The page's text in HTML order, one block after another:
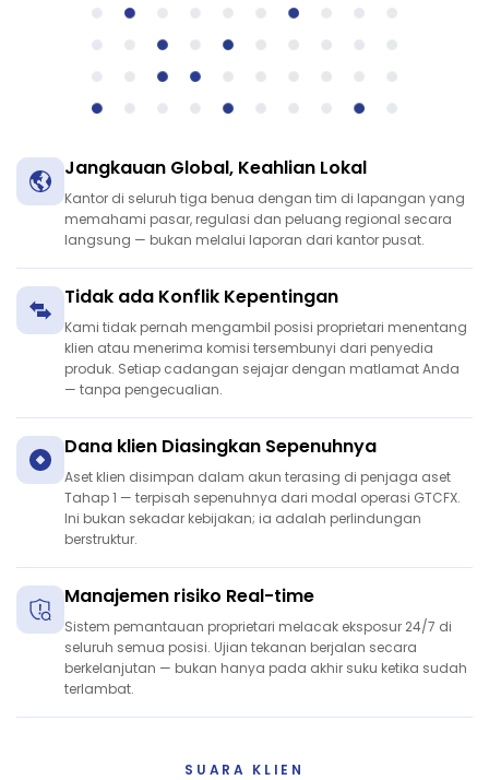
Jangkauan Global, Keahlian Lokal
Kantor di seluruh tiga benua dengan tim di lapangan yang
memahami pasar, regulasi dan peluang regional secara
langsung — bukan melalui laporan dari kantor pusat.
Tidak ada Konflik Kepentingan
Kami tidak pernah mengambil posisi proprietari menentang
klien atau menerima komisi tersembunyi dari penyedia
produk. Setiap cadangan sejajar dengan matlamat Anda
— tanpa pengecualian.
Dana klien Diasingkan Sepenuhnya
Aset klien disimpan dalam akun terasing di penjaga aset
Tahap 1 — terpisah sepenuhnya dari modal operasi GTCFX.
Ini bukan sekadar kebijakan; ia adalah perlindungan
berstruktur.
Manajemen risiko Real-time
Sistem pemantauan proprietari melacak eksposur 24/7 di
seluruh semua posisi. Ujian tekanan berjalan secara
berkelanjutan — bukan hanya pada akhir suku ketika sudah
terlambat.
SUARA KLIEN